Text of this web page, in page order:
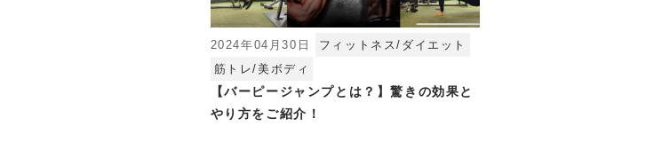
2024年04月30日
フィットネス/ダイエット
筋トレ/美ボディ
【バーピージャンプとは？】驚きの効果と
やり方をご紹介！